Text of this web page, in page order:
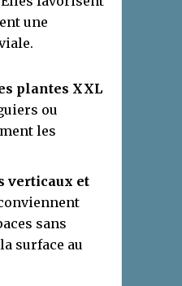
une
plantes XXL
ou
les
verticaux et
sans
surface au